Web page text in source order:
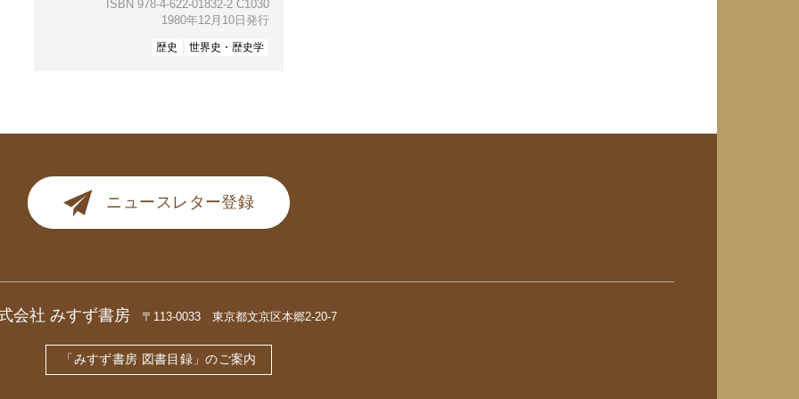
ISBN 978-4-622-01832-2 C1030
1980年12月10日発行
歴史 世界史・歴史学
ニュースレター登録
会社 みすず書房 〒113-0033 東京都文京区本郷2-20-7
「みすず書房 図書目録」のご案内